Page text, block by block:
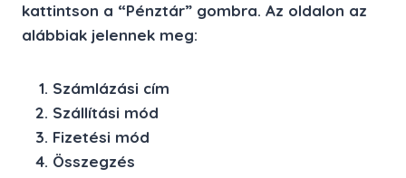
kattintson a “Pénztár” gombra. Az oldalon az
alábbiak jelennek meg:
Számlázási cím
Szállítási mód
Fizetési mód
Összegzés